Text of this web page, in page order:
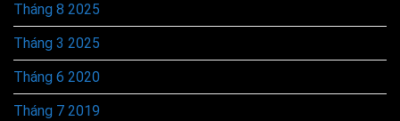
Tháng 8 2025
Tháng 3 2025
Tháng 6 2020
Tháng 7 2019